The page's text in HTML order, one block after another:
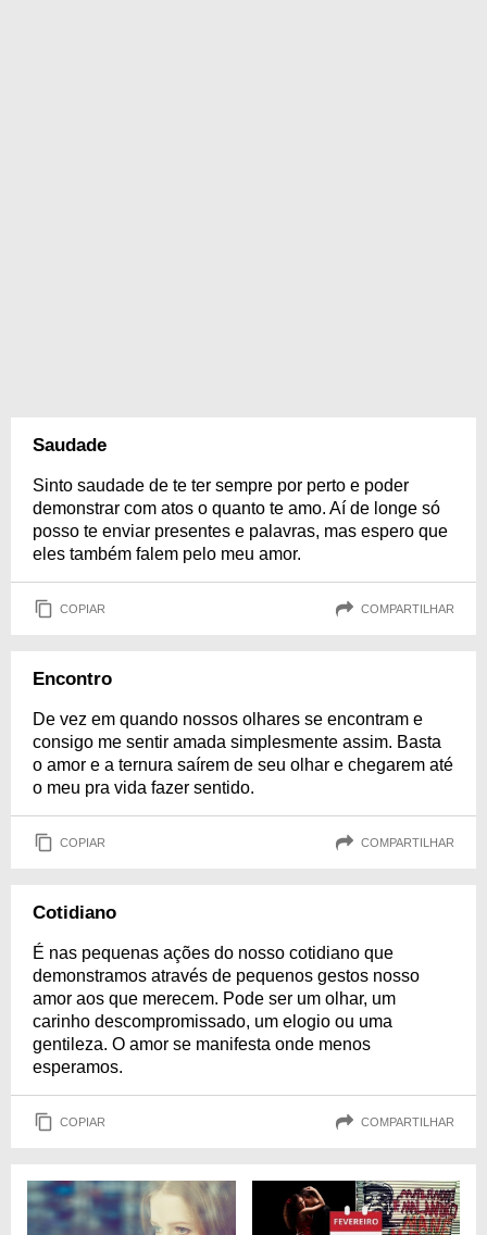
Saudade
Sinto saudade de te ter sempre por perto e poder
demonstrar com atos o quanto te amo. Aí de longe só
posso te enviar presentes e palavras, mas espero que
eles também falem pelo meu amor.
COPIAR COMPARTILHAR
Encontro
De vez em quando nossos olhares se encontram e
consigo me sentir amada simplesmente assim. Basta
o amor e a ternura saírem de seu olhar e chegarem até
o meu pra vida fazer sentido.
COPIAR COMPARTILHAR
Cotidiano
É nas pequenas ações do nosso cotidiano que
demonstramos através de pequenos gestos nosso
amor aos que merecem. Pode ser um olhar, um
carinho descompromissado, um elogio ou uma
gentileza. O amor se manifesta onde menos
esperamos.
COPIAR COMPARTILHAR